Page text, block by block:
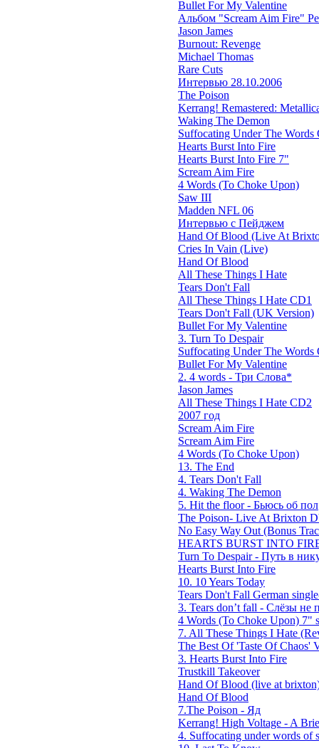
Bullet For My Valentine
Альбом "Scream Aim Fire"
Jason James
Burnout: Revenge
Michael Thomas
Rare Cuts
Интервью 28.10.2006
The Poison
Kerrang! Remastered:
Waking The Demon
Suffocating Under The Words
Hearts Burst Into Fire
Hearts Burst Into Fire 7"
Scream Aim Fire
4 Words (To Choke Upon)
Saw III
Madden NFL 06
Интервью с Пейджем
Hand Of Blood (Live At
Cries In Vain (Live)
Hand Of Blood
All These Things I Hate
Tears Don't Fall
All These Things I Hate CD1
Tears Don't Fall (UK Version)
Bullet For My Valentine
3. Turn To Despair
Suffocating Under The Words
Bullet For My Valentine
2. 4 words - Три Слова*
Jason James
All These Things I Hate CD2
2007 год
Scream Aim Fire
Scream Aim Fire
4 Words (To Choke Upon)
13. The End
4. Tears Don't Fall
4. Waking The Demon
5. Hit the floor - Бьюсь об пол
The Poison- Live At Brixton
No Easy Way Out (Bonus
HEARTS BURST INTO
Turn To Despair - Путь в
Hearts Burst Into Fire
10. 10 Years Today
Tears Don't Fall German
3. Tears don’t fall - Слёзы не
4 Words (To Choke Upon) 7"
7. All These Things I Hate
The Best Of 'Taste Of Chaos'
3. Hearts Burst Into Fire
Trustkill Takeover
Hand Of Blood (live at
Hand Of Blood
7.The Poison - Яд
Kerrang! High Voltage - A
4. Suffocating under words of